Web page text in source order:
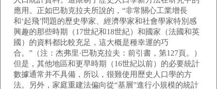
應用。正如巴勒克拉夫所說的，“非常關心工業增長
和‘起飛’問題的歷史學家、經濟學家和社會學家特別感
興趣的那些時期（17世紀和18世紀）和國家（法國和英
國）的資料都比較充足，這大概是種幸運的巧
合。”（注：杰弗里·巴勒克拉夫：前引書，第127頁。）
但是，其他地區和更早時期（16世紀以前）的必要統計
數據通常并不具備，所以，很難使用歷史人口學的方
法。另外，家庭重建法偏向從“基層”進行小規模的統計